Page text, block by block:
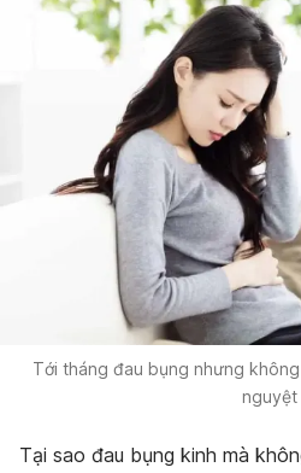
Tới tháng đau bụng nhưng
nguyệt
Tại sao đau bụng kinh mà